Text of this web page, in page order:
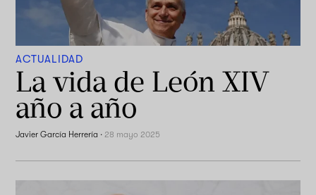
ACTUALIDAD
La vida de León XIV
año a año
Javier García Herrería ·28 mayo 2025